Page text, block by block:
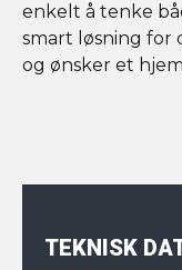
enkelt å tenke
smart løsning for
og ønsker et
TEKNISK